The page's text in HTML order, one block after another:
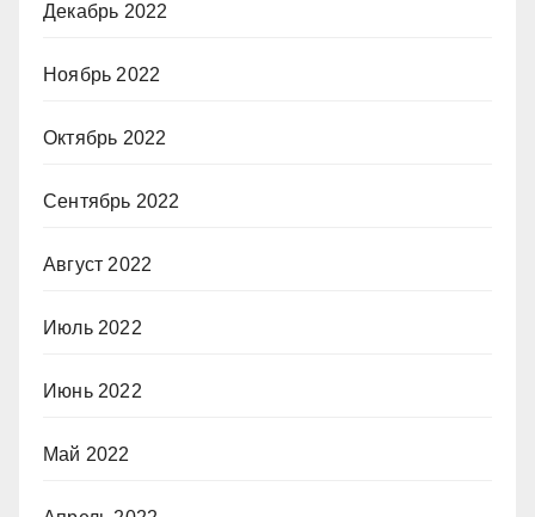
Декабрь 2022
Ноябрь 2022
Октябрь 2022
Сентябрь 2022
Август 2022
Июль 2022
Июнь 2022
Май 2022